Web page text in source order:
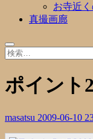
お寺近
真撮画廊
ポイント
masatsu 2009-06-10